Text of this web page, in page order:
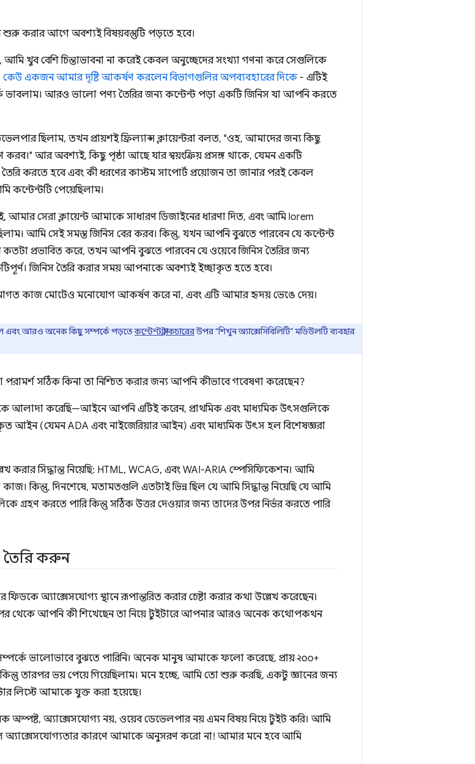
করার আগে অবশ্যই বিষয়বস্তুটি পড়তে হবে।
খুব বেশি চিন্তাভাবনা না করেই কেবল অনুচ্ছেদের সংখ্যা গণনা করে সেগুলিকে
কেউ একজন আমার দৃষ্টি আকর্ষণ করলেন বিভাগগুলির অপব্যবহারের দিকে- এটিই
ভাবলাম। আরও ভালো পণ্য তৈরির জন্য কন্টেন্ট পড়া একটি জিনিস যা আপনি করতে
ছিলাম, তখন প্রায়শই ফ্রিল্যান্স ক্লায়েন্টরা বলত, "ওহ, আমাদের জন্য কিছু
আর অবশ্যই, কিছু পৃষ্ঠা আছে যার স্বয়ংক্রিয় প্রসঙ্গ থাকে, যেমন একটি
করতে হবে এবং কী ধরণের কাস্টম সাপোর্ট প্রয়োজন তা জানার পরই কেবল
কন্টেন্টটি পেয়েছিলাম।
সেরা ক্লায়েন্ট আমাকে সাধারণ ডিজাইনের ধারণা দিত, এবং আমি lorem
আমি সেই সমস্ত জিনিস বের করব। কিন্তু, যখন আপনি বুঝতে পারবেন যে কন্টেন্ট
প্রভাবিত করে, তখন আপনি বুঝতে পারবেন যে ওয়েবে জিনিস তৈরির জন্য
জিনিস তৈরি করার সময় আপনাকে অবশ্যই ইচ্ছাকৃত হতে হবে।
কাজ মোটেও মনোযোগ আকর্ষণ করে না, এবং এটি আমার হৃদয় ভেঙে দেয়।
এবং আরও অনেক কিছু সম্পর্কে পড়তেকন্টেন্ট স্ট্রাকচারেরউপর "শিখুন অ্যাক্সেসিবিলিটি" মডিউলটি ব্যবহার
পরামর্শ সঠিক কিনা তা নিশ্চিত করার জন্য আপনি কীভাবে গবেষণা করেছেন?
আলাদা করেছি—আইনে আপনি এটিই করেন, প্রাথমিক এবং মাধ্যমিক উৎসগুলিকে
আইন (যেমন ADA এবং নাইজেরিয়ার আইন) এবং মাধ্যমিক উৎস হল বিশেষজ্ঞরা
করার সিদ্ধান্ত নিয়েছি: HTML, WCAG, এবং WAI-ARIA স্পেসিফিকেশন। আমি
কিন্তু, দিনশেষে, মতামতগুলি এতটাই ভিন্ন ছিল যে আমি সিদ্ধান্ত নিয়েছি যে আমি
গ্রহণ করতে পারি কিন্তু সঠিক উত্তর দেওয়ার জন্য তাদের উপর নির্ভর করতে পারি
তৈরি করুন
অ্যাক্সেসযোগ্য স্থানে রূপান্তরিত করার চেষ্টা করার কথা উল্লেখ করেছেন।
পর থেকে আপনি কী শিখেছেন তা নিয়ে টুইটারে আপনার আরও অনেক কথোপকথন
ভালোভাবে বুঝতে পারিনি। অনেক মানুষ আমাকে ফলো করেছে, প্রায় ২০০+
কিন্তু তারপর ভয় পেয়ে গিয়েছিলাম। মনে হচ্ছে, আমি তো শুরু করছি, একটু জ্ঞানের জন্য
আমাকে যুক্ত করা হয়েছে।
অ্যাক্সেসযোগ্য নয়, ওয়েব ডেভেলপার নয় এমন বিষয় নিয়ে টুইট করি। আমি
অ্যাক্সেসযোগ্যতার কারণে আমাকে অনুসরণ করো না! আমার মনে হবে আমি